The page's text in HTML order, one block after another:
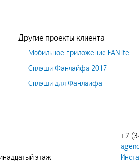
Другие проекты клиента
Мобильное приложение FANlife
Сплэши Фанлайфа 2017
Сплэши для Фанлайфа
этаж
+7